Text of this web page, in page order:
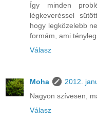
Így minden
légkeveréssel
hogy legközelebb
formám, ami
Válasz
Moha
2012.
Nagyon szívesen,
Válasz